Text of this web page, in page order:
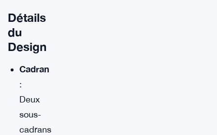
Détails
du
Design
Cadran
:
Deux
sous-
cadrans